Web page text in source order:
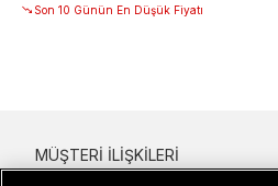
Son 10 Günün En Düşük Fiyatı
MÜŞTERI İLIŞKILERI